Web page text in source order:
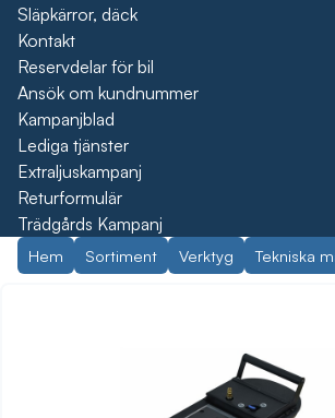
Släpkärror, däck
Kontakt
Reservdelar för bil
Ansök om kundnummer
Kampanjblad
Lediga tjänster
Extraljuskampanj
Returformulär
Trädgårds Kampanj
Hem Sortiment Verktyg Tekniska